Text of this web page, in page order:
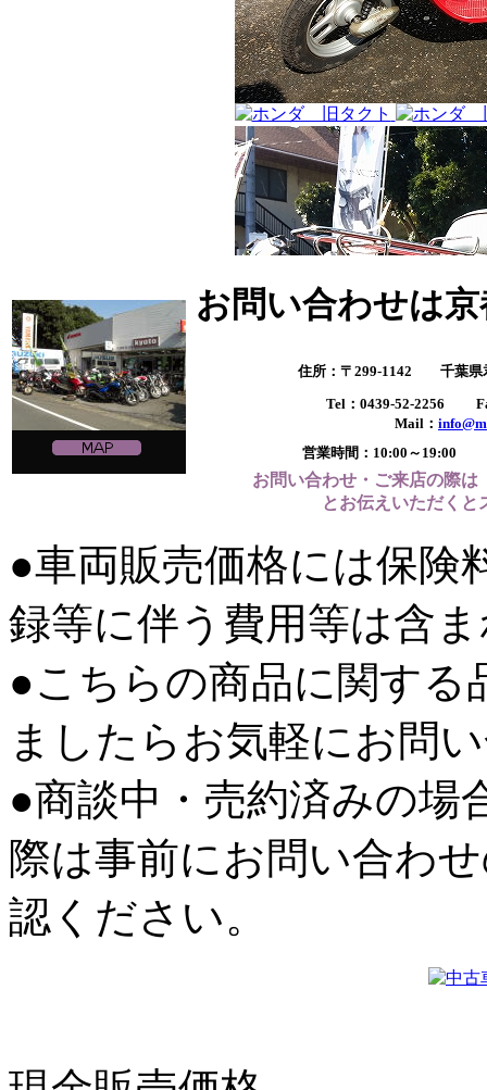
お問い合わせは
住所：〒299-1142 千葉県
Tel：0439-52-2256
Mail：
営業時間：10:00～19:00
お問い合わせ・ご来店の際は
とお伝えいただくと
●車両販売価格には保険
録等に伴う費用等は含
●こちらの商品に関する
ましたらお気軽にお問
●商談中・売約済みの場
際は事前にお問い合わ
認ください。